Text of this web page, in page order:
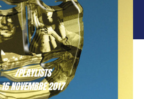
/PLAYLISTS
16 NOVEMBRE 2017